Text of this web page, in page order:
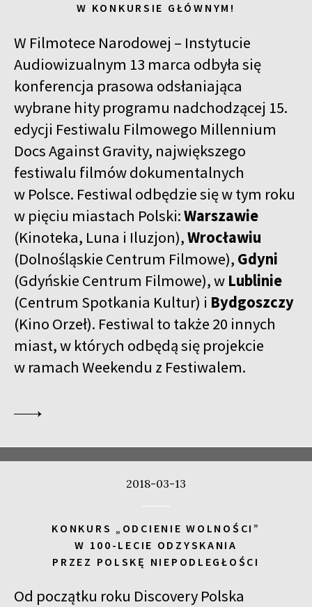
W KONKURSIE GŁÓWNYM!
W Filmotece Narodowej – Instytucie
Audiowizualnym 13 marca odbyła się
konferencja prasowa odsłaniająca
wybrane hity programu nadchodzącej 15.
edycji Festiwalu Filmowego Millennium
Docs Against Gravity, największego
festiwalu filmów dokumentalnych
w Polsce. Festiwal odbędzie się w tym roku
w pięciu miastach Polski:Warszawie
(Kinoteka, Luna i Iluzjon),Wrocławiu
(Dolnośląskie Centrum Filmowe), Gdyni
(Gdyńskie Centrum Filmowe), w Lublinie
(Centrum Spotkania Kultur) i Bydgoszczy
(Kino Orzeł). Festiwal to także 20 innych
miast, w których odbędą się projekcie
w ramach Weekendu z Festiwalem.
2018-03-13
KONKURS „ODCIENIE WOLNOŚCI”
W 100-LECIE ODZYSKANIA
PRZEZ POLSKĘ NIEPODLEGŁOŚCI
Od początku roku Discovery Polska